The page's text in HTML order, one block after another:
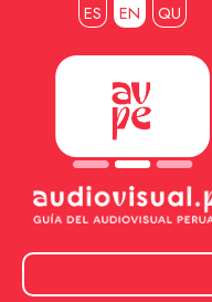
ES EN QU